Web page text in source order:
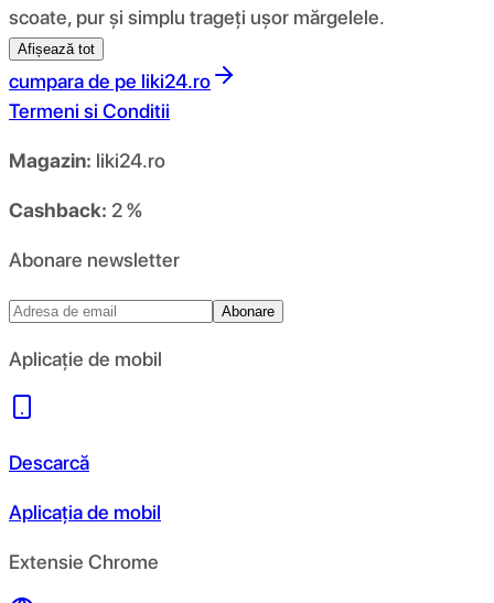
scoate, pur și simplu trageți ușor mărgelele.
Afișează tot
cumpara de pe liki24.ro
Termeni si Conditii
Magazin: liki24.ro
Cashback: 2 %
Abonare newsletter
Abonare
Aplicație de mobil
Descarcă
Aplicația de mobil
Extensie Chrome